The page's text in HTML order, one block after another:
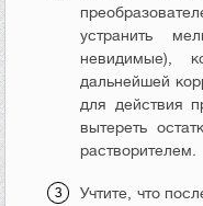
устранить
невидимые),
дальнейшей
для действия
вытереть
растворителем.
Учтите, что